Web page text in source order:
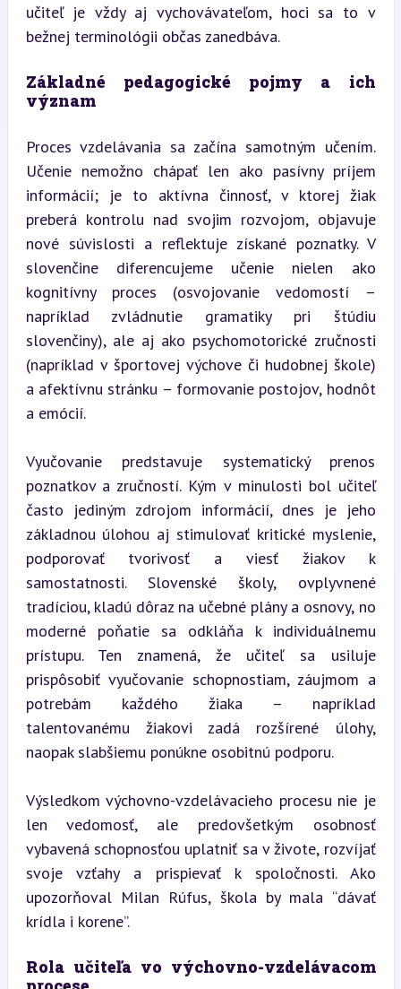
učiteľ je vždy aj vychovávateľom, hoci sa to v
bežnej terminológii občas zanedbáva.
Základné pedagogické pojmy a ich
význam
Proces vzdelávania sa začína samotným učením.
Učenie nemožno chápať len ako pasívny príjem
informácií; je to aktívna činnosť, v ktorej žiak
preberá kontrolu nad svojim rozvojom, objavuje
nové súvislosti a reflektuje získané poznatky. V
slovenčine diferencujeme učenie nielen ako
kognitívny proces (osvojovanie vedomostí –
napríklad zvládnutie gramatiky pri štúdiu
slovenčiny), ale aj ako psychomotorické zručnosti
(napríklad v športovej výchove či hudobnej škole)
a afektívnu stránku – formovanie postojov, hodnôt
a emócií.
Vyučovanie predstavuje systematický prenos
poznatkov a zručností. Kým v minulosti bol učiteľ
často jediným zdrojom informácií, dnes je jeho
základnou úlohou aj stimulovať kritické myslenie,
podporovať tvorivosť a viesť žiakov k
samostatnosti. Slovenské školy, ovplyvnené
tradíciou, kladú dôraz na učebné plány a osnovy, no
moderné poňatie sa odkláňa k individuálnemu
prístupu. Ten znamená, že učiteľ sa usiluje
prispôsobiť vyučovanie schopnostiam, záujmom a
potrebám každého žiaka – napríklad
talentovanému žiakovi zadá rozšírené úlohy,
naopak slabšiemu ponúkne osobitnú podporu.
Výsledkom výchovno-vzdelávacieho procesu nie je
len vedomosť, ale predovšetkým osobnosť
vybavená schopnosťou uplatniť sa v živote, rozvíjať
svoje vzťahy a prispievať k spoločnosti. Ako
upozorňoval Milan Rúfus, škola by mala “dávať
krídla i korene”.
Rola učiteľa vo výchovno-vzdelávacom